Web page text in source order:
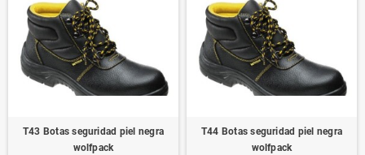
T43 Botas seguridad piel negra
wolfpack
T44 Botas seguridad piel negra
wolfpack